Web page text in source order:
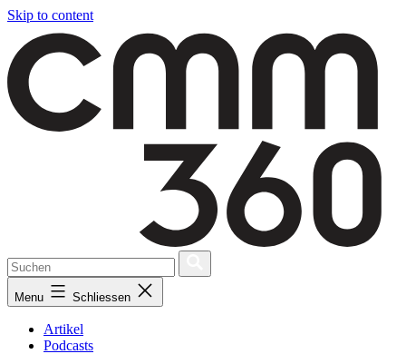
Skip to content
Menu Schliessen
Artikel
Podcasts